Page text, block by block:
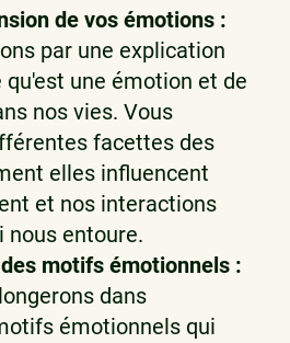
de vos émotions :
par une explication
une émotion et de
nos vies. Vous
facettes des
elles influencent
et nos interactions
nous entoure.
motifs émotionnels :
dans
émotionnels qui